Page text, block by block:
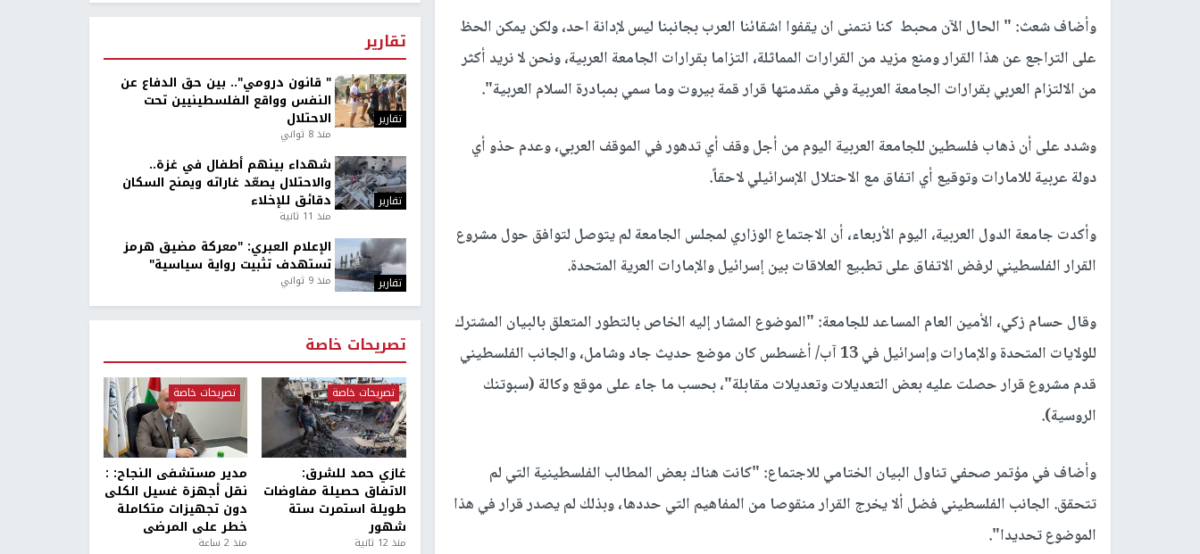
وأضاف شعث: " الحال الآن محبط كنا نتمنى ان يقفوا اشقائنا العرب بجانبنا ليس لإدانة احد، ولكن يمكن الحظ
على التراجع عن هذا القرار ومنع مزيد من القرارات المماثلة، التزاما بقرارات الجامعة العربية، ونحن لا نريد أكثر
من الالتزام العربي بقرارات الجامعة العربية وفي مقدمتها قرار قمة بيروت وما سمي بمبادرة السلام العربية".
وشدد على أن ذهاب فلسطين للجامعة العربية اليوم من أجل وقف أي تدهور في الموقف العربي، وعدم حذو أي
دولة عربية للامارات وتوقيع أي اتفاق مع الاحتلال الإسرائيلي لاحقاً.
وأكدت جامعة الدول العربية، اليوم الأربعاء، أن الاجتماع الوزاري لمجلس الجامعة لم يتوصل لتوافق حول مشروع
القرار الفلسطيني لرفض الاتفاق على تطبيع العلاقات بين إسرائيل والإمارات العرية المتحدة.
وقال حسام زكي، الأمين العام المساعد للجامعة: "الموضوع المشار إليه الخاص بالتطور المتعلق بالبيان المشترك
للولايات المتحدة والإمارات وإسرائيل في 13 آب/ أغسطس كان موضع حديث جاد وشامل، والجانب الفلسطيني
قدم مشروع قرار حصلت عليه بعض التعديلات وتعديلات مقابلة"، بحسب ما جاء على موقع وكالة (سبوتنك
الروسية).
وأضاف في مؤتمر صحفي تناول البيان الختامي للاجتماع: "كانت هناك بعض المطالب الفلسطينية التي لم
تتحقق. الجانب الفلسطيني فضل ألا يخرج القرار منقوصا من المفاهيم التي حددها، وبذلك لم يصدر قرار في هذا
الموضوع تحديدا".
تقارير
تقارير
" قانون درومي".. بين حق الدفاع عن
النفس وواقع الفلسطينيين تحت
الاحتلال
منذ 8 ثواني
تقارير
شهداء بينهم أطفال في غزة..
والاحتلال يصعّد غاراته ويمنح السكان
دقائق للإخلاء
منذ 11 ثانية
تقارير
الإعلام العبري: "معركة مضيق هرمز
تستهدف تثبيت رواية سياسية"
منذ 9 ثواني
تصريحات خاصة
تصريحات خاصة
غازي حمد للشرق:
الاتفاق حصيلة مفاوضات
طويلة استمرت ستة
شهور
منذ 12 ثانية
تصريحات خاصة
مدير مستشفى النجاح: :
نقل أجهزة غسيل الكلى
دون تجهيزات متكاملة
خطر على المرضى
منذ 2 ساعة